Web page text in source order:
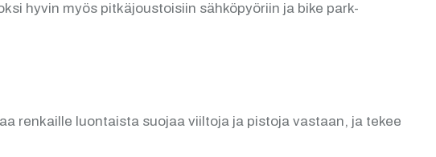
hyvin myös pitkäjoustoisiin sähköpyöriin ja bike park-
renkaille luontaista suojaa viiltoja ja pistoja vastaan, ja tekee